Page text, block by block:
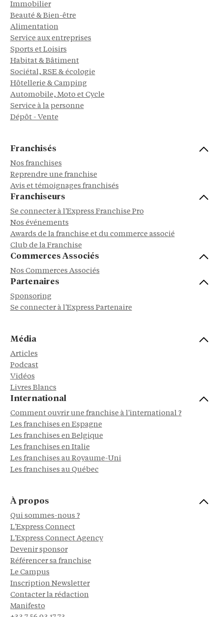
Immobilier
Beauté & Bien-être
Alimentation
Service aux entreprises
Sports et Loisirs
Habitat & Bâtiment
Sociétal, RSE & écologie
Hôtellerie & Camping
Automobile, Moto et Cycle
Service à la personne
Dépôt - Vente
Franchisés
Nos franchises
Reprendre une franchise
Avis et témoignages franchisés
Franchiseurs
Se connecter à l'Express Franchise Pro
Nos événements
Awards de la franchise et du commerce associé
Club de la Franchise
Commerces Associés
Nos Commerces Associés
Partenaires
Sponsoring
Se connecter à l'Express Partenaire
Média
Articles
Podcast
Vidéos
Livres Blancs
International
Comment ouvrir une franchise à l'international ?
Les franchises en Espagne
Les franchises en Belgique
Les franchises en Italie
Les franchises au Royaume-Uni
Les franchises au Québec
À propos
Qui sommes-nous ?
L'Express Connect
L'Express Connect Agency
Devenir sponsor
Référencer sa franchise
Le Campus
Inscription Newsletter
Contacter la rédaction
Manifesto